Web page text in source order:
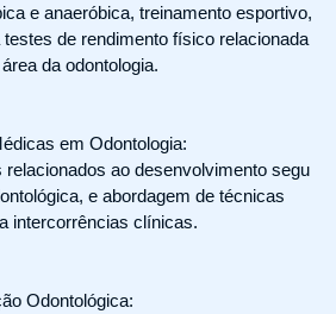
e anaeróbica, treinamento esportivo,
de rendimento físico relacionada
da odontologia.
em Odontologia:
relacionados ao desenvolvimento segu
e abordagem de técnicas
intercorrências clínicas.
Odontológica: